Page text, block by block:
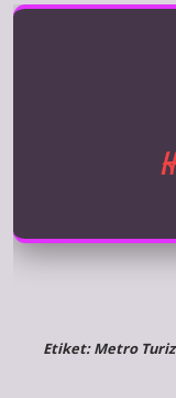
Etiket:Metro